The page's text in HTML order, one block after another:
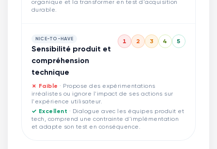
organique et la transformer en test d'acquisition
durable.
NICE-TO-HAVE
Sensibilité produit et
compréhension
technique
1 2 3 4 5
✗ Faible · Propose des expérimentations
irréalistes ou ignore l'impact de ses actions sur
l'expérience utilisateur.
✓ Excellent · Dialogue avec les équipes produit et
tech, comprend une contrainte d'implémentation
et adapte son test en conséquence.